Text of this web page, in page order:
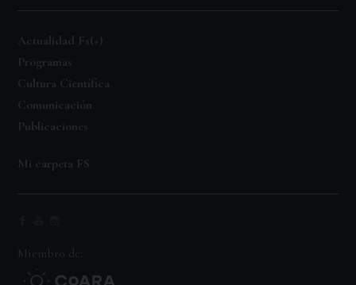
Actualidad Fs(+)
Programas
Cultura Científica
Comunicación
Publicaciones
Mi carpeta FS
Miembro de: